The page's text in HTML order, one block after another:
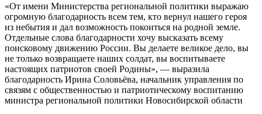
«От имени Министерства региональной политики выражаю
огромную благодарность всем тем, кто вернул нашего героя
из небытия и дал возможность покоиться на родной земле.
Отдельные слова благодарности хочу высказать всему
поисковому движению России. Вы делаете великое дело, вы
не только возвращаете наших солдат, вы воспитываете
настоящих патриотов своей Родины», — выразила
благодарность Ирина Соловьёва, начальник управления по
связям с общественностью и патриотическому воспитанию
министра региональной политики Новосибирской области